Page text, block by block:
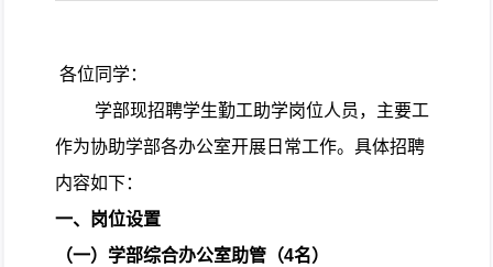
各位同学：
学部现招聘学生勤工助学岗位人员，主要工
作为协助学部各办公室开展日常工作。具体招聘
内容如下：
一、岗位设置
（一）学部综合办公室助管（4名）